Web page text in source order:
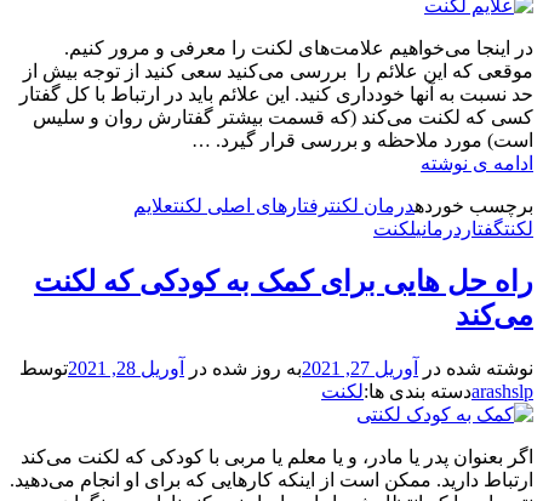
در اینجا می‌خواهیم علامت‌های لکنت را معرفی و مرور کنیم.
موقعی که این علائم را بررسی می‌کنید سعی کنید از توجه بیش از
حد نسبت به آنها خودداری کنید. این علائم باید در ارتباط با کل گفتار
کسی که لکنت می‌کند (که قسمت بیشتر گفتارش روان و سلیس
است) مورد ملاحظه و بررسی قرار گیرد. …
ادامه ی نوشته
رفتارهای
لکنت
و
چقدر
می‌شناسیم؟
برچسب‌ خوردهدرمان لکنترفتارهای اصلی لکنتعلایم
لکنتگفتاردرمانیلکنت
راه حل هایی برای کمک به کودکی که لکنت
می‌کند
نوشته شده در آوریل 27, 2021 به روز شده در آوریل 28, 2021
توسط
arashslpدسته بندی ها:لکنت
اگر بعنوان پدر یا مادر، و یا معلم یا مربی با کودکی که لکنت می‌کند
ارتباط دارید. ممکن است از اینکه کارهایی که برای او انجام می‌دهید.